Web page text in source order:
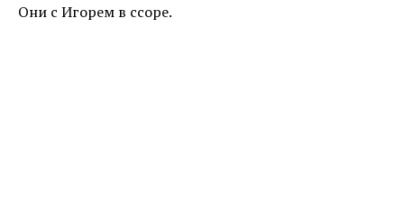
Они с Игорем в ссоре.